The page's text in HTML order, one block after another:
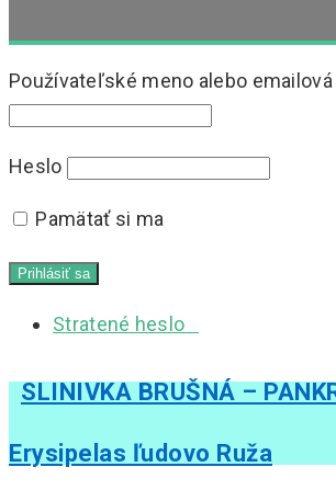
Používateľské meno alebo emailová
Heslo
Pamätať si ma
Stratené heslo
SLINIVKA BRUŠNÁ –
Erysipelas ľudovo Ruža